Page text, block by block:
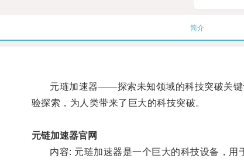
简介
元琏加速器——探索未知领域的科技突破关键词
验探索，为人类带来了巨大的科技突破。
元链加速器官网
内容: 元琏加速器是一个巨大的科技设备，用